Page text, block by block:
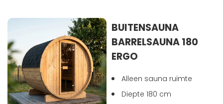
BUITENSAUNA
BARRELSAUNA 180
ERGO
Alleen sauna ruimte
Diepte 180 cm